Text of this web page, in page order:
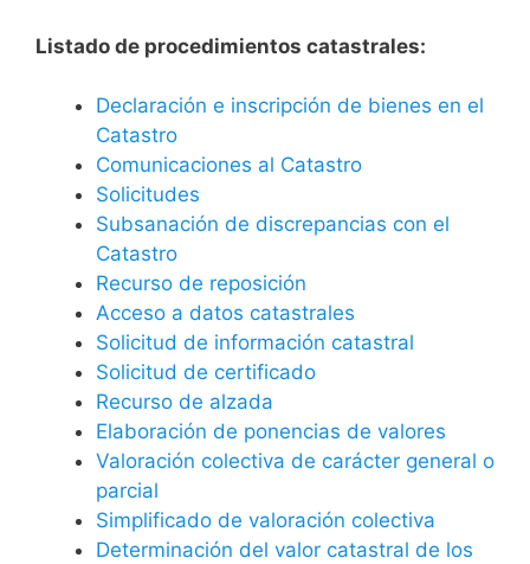
Listado de procedimientos catastrales:
Declaración e inscripción de bienes en el
Catastro
Comunicaciones al Catastro
Solicitudes
Subsanación de discrepancias con el
Catastro
Recurso de reposición
Acceso a datos catastrales
Solicitud de información catastral
Solicitud de certificado
Recurso de alzada
Elaboración de ponencias de valores
Valoración colectiva de carácter general o
parcial
Simplificado de valoración colectiva
Determinación del valor catastral de los